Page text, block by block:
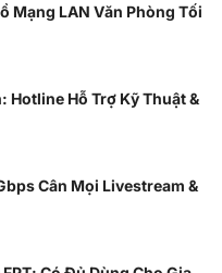
Mạng LAN Văn Phòng Tối
Hotline Hỗ Trợ Kỹ Thuật &
Cân Mọi Livestream &